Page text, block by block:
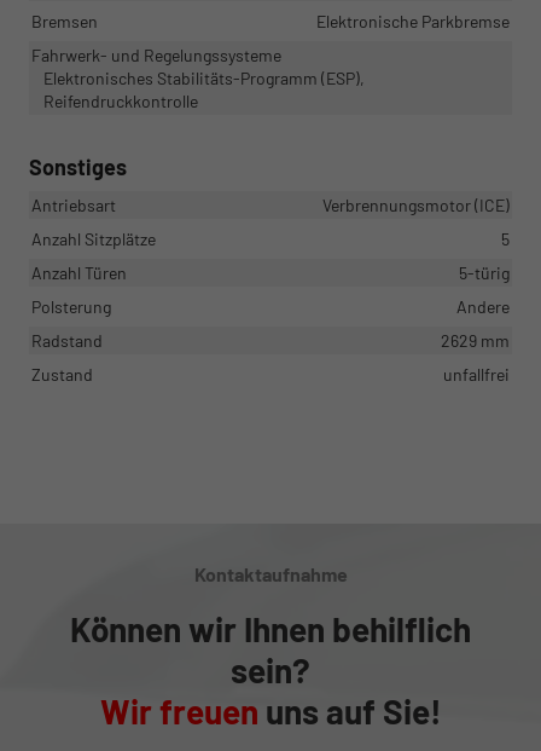
Bremsen
Elektronische Parkbremse
Fahrwerk- und Regelungssysteme
Elektronisches Stabilitäts-Programm (ESP),
Reifendruckkontrolle
Sonstiges
Antriebsart
Verbrennungsmotor (ICE)
Anzahl Sitzplätze
5
Anzahl Türen
5-türig
Polsterung
Andere
Radstand
2629 mm
Zustand
unfallfrei
Kontaktaufnahme
Können wir Ihnen behilflich
sein?
Wir freuen uns auf Sie!